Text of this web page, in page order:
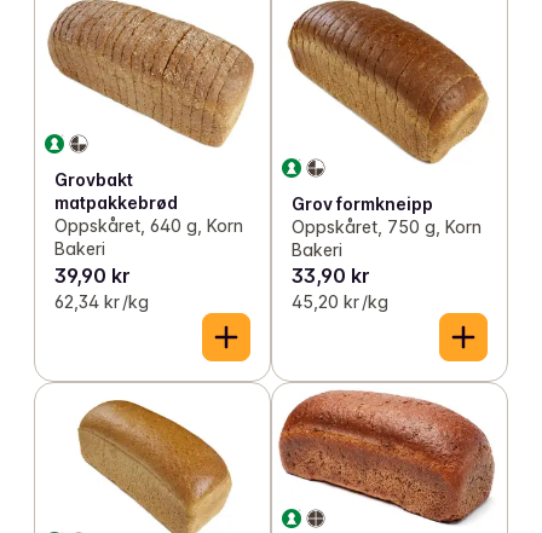
Grovbakt
matpakkebrød
Oppskåret, 640 g, Korn
Bakeri
39,90 kr
62,34 kr /kg
Grov formkneipp
Oppskåret, 750 g, Korn
Bakeri
33,90 kr
45,20 kr /kg